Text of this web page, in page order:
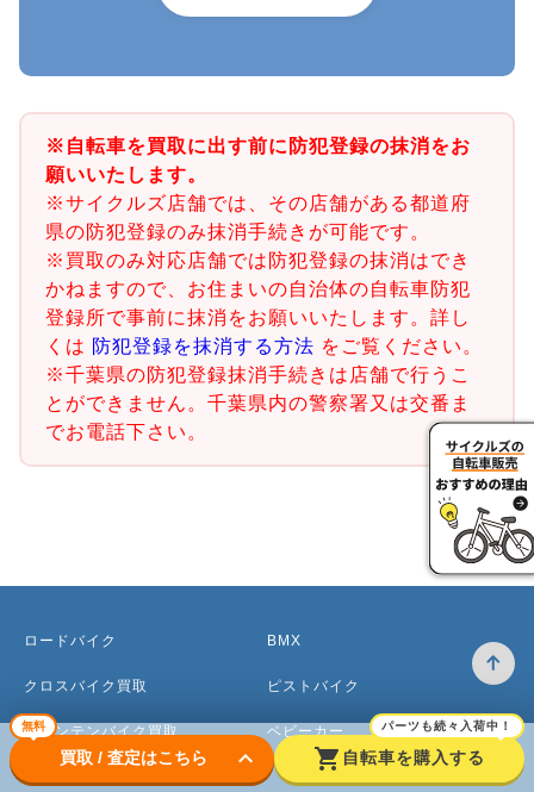
※自転車を買取に出す前に防犯登録の抹消をお
願いいたします。
※サイクルズ店舗では、その店舗がある都道府
県の防犯登録のみ抹消手続きが可能です。
※買取のみ対応店舗では防犯登録の抹消はでき
かねますので、お住まいの自治体の自転車防犯
登録所で事前に抹消をお願いいたします。詳し
くは 防犯登録を抹消する方法 をご覧ください。
※千葉県の防犯登録抹消手続きは店舗で行うこ
とができません。千葉県内の警察署又は交番ま
でお電話下さい。
無料
買取 / 査定はこちら keyboard_arrow_down shopping_cart
パーツも続々入荷中！
自転車を購入する
ロードバイク
クロスバイク買取
マウンテンバイク買取
BMX
ピストバイク
ベビーカー